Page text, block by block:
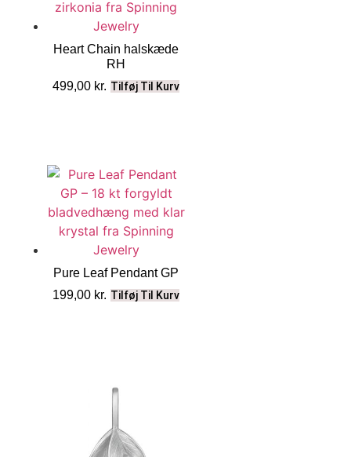
Heart Chain halskæde
RH
499,00 kr. Tilføj Til Kurv
Pure Leaf Pendant GP
199,00 kr. Tilføj Til Kurv